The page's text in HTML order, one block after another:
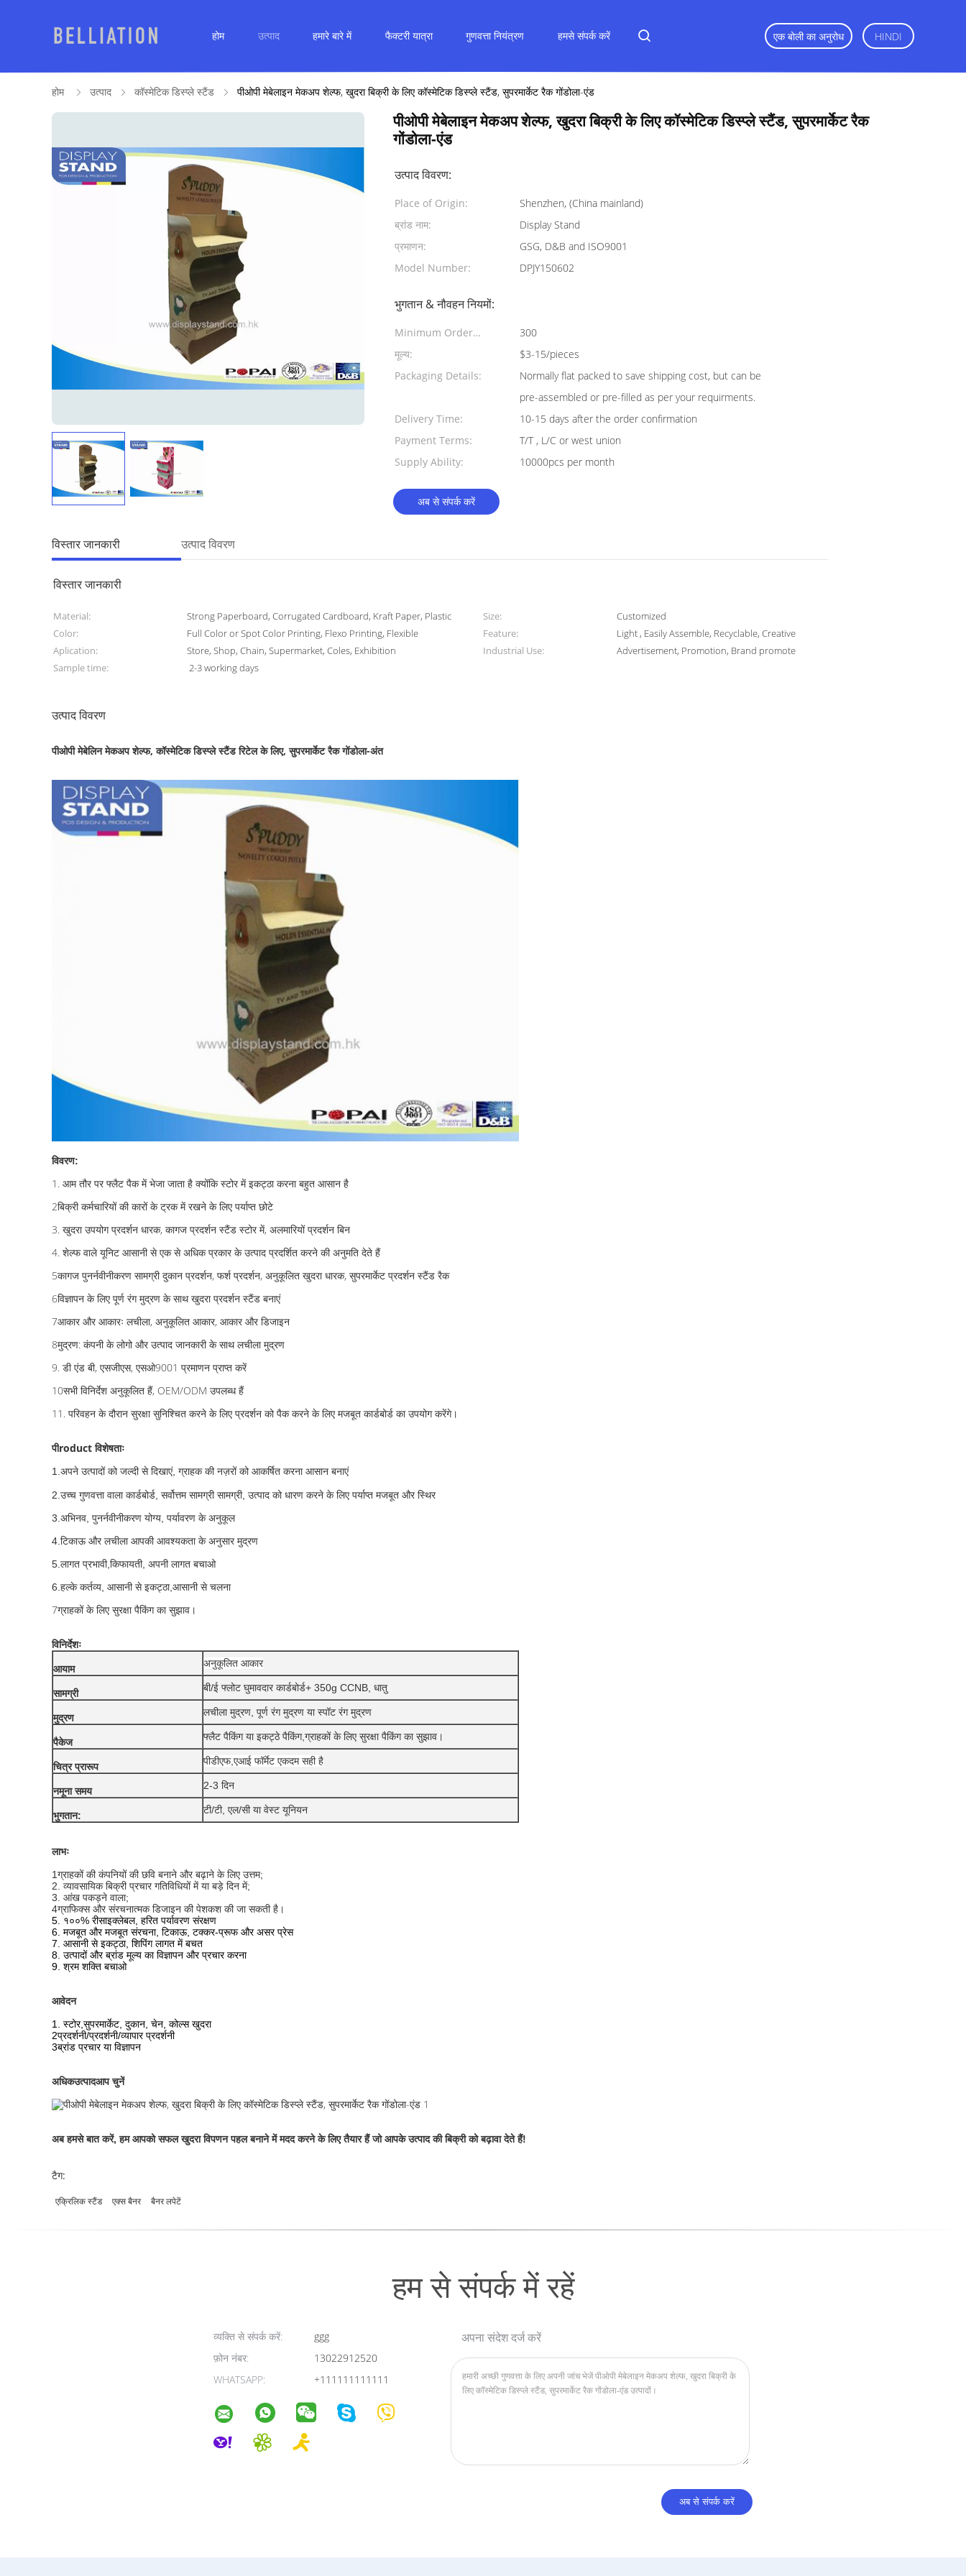
होम उत्पाद हमारे बारे में फैक्टरी यात्रा गुणवत्ता नियंत्रण हमसे संपर्क करें एक बोली का अनुरोध HINDI
होम उत्पाद कॉस्मेटिक डिस्प्ले स्टैंड पीओपी मेबेलाइन मेकअप शेल्फ, खुदरा बिक्री के लिए कॉस्मेटिक डिस्प्ले स्टैंड, सुपरमार्केट रैक गोंडोला-एंड
पीओपी मेबेलाइन मेकअप शेल्फ, खुदरा बिक्री के लिए कॉस्मेटिक डिस्प्ले स्टैंड, सुपरमार्केट रैक
गोंडोला-एंड
उत्पाद विवरण:
Place of Origin:
Shenzhen, (China mainland)
ब्रांड नाम:
Display Stand
प्रमाणन:
GSG, D&B and ISO9001
Model Number:
DPJY150602
भुगतान & नौवहन नियमों:
Minimum Order
Quantity:
300
मूल्य:
$3-15/pieces
Packaging Details:
Normally flat packed to save shipping cost, but can be
pre-assembled or pre-filled as per your requirments.
Delivery Time:
10-15 days after the order confirmation
Payment Terms:
T/T , L/C or west union
Supply Ability:
10000pcs per month
अब से संपर्क करें
विस्तार जानकारी उत्पाद विवरण
विस्तार जानकारी
Material: Strong Paperboard, Corrugated Cardboard, Kraft Paper, Plastic Size:
Customized
Color:
Full Color or Spot Color Printing, Flexo Printing, Flexible Feature:
Light , Easily Assemble, Recyclable, Creative
Aplication:
Store, Shop, Chain, Supermarket, Coles, Exhibition Industrial Use:
Advertisement, Promotion, Brand promote
Sample time:
2-3 working days
उत्पाद विवरण
पीओपी मेबेलिन मेकअप शेल्फ, कॉस्मेटिक डिस्प्ले स्टैंड रिटेल के लिए, सुपरमार्केट रैक गोंडोला-अंत
विवरण:
1. आम तौर पर फ्लैट पैक में भेजा जाता है क्योंकि स्टोर में इकट्ठा करना बहुत आसान है
2बिक्री कर्मचारियों की कारों के ट्रक में रखने के लिए पर्याप्त छोटे
3. खुदरा उपयोग प्रदर्शन धारक, कागज प्रदर्शन स्टैंड स्टोर में, अलमारियों प्रदर्शन बिन
4. शेल्फ वाले यूनिट आसानी से एक से अधिक प्रकार के उत्पाद प्रदर्शित करने की अनुमति देते हैं
5कागज पुनर्नवीनीकरण सामग्री दुकान प्रदर्शन, फर्श प्रदर्शन, अनुकूलित खुदरा धारक, सुपरमार्केट प्रदर्शन स्टैंड रैक
6विज्ञापन के लिए पूर्ण रंग मुद्रण के साथ खुदरा प्रदर्शन स्टैंड बनाएं
7आकार और आकारः लचीला, अनुकूलित आकार, आकार और डिजाइन
8मुद्रण: कंपनी के लोगो और उत्पाद जानकारी के साथ लचीला मुद्रण
9. डी एंड बी, एसजीएस, एसओ9001 प्रमाणन प्राप्त करें
10सभी विनिर्देश अनुकूलित हैं, OEM/ODM उपलब्ध हैं
11. परिवहन के दौरान सुरक्षा सुनिश्चित करने के लिए प्रदर्शन को पैक करने के लिए मजबूत कार्डबोर्ड का उपयोग करेंगे।
पीroduct विशेषताः
1. अपने उत्पादों को जल्दी से दिखाएं, ग्राहक की नज़रों को आकर्षित करना आसान बनाएं
2. उच्च गुणवत्ता वाला कार्डबोर्ड, सर्वोत्तम सामग्री सामग्री, उत्पाद को धारण करने के लिए पर्याप्त मजबूत और स्थिर
3. अभिनव, पुनर्नवीनीकरण योग्य, पर्यावरण के अनुकूल
4. टिकाऊ और लचीला आपकी आवश्यकता के अनुसार मुद्रण
5. लागत प्रभावी,किफायती, अपनी लागत बचाओ
6. हल्के कर्तव्य, आसानी से इकट्ठा,आसानी से चलना
7ग्राहकों के लिए सुरक्षा पैकिंग का सुझाव।
विनिर्देशः
आयाम अनुकूलित आकार
सामग्री बी/ई फ्लोट घुमावदार कार्डबोर्ड+ 350g CCNB, धातु
मुद्रण लचीला मुद्रण, पूर्ण रंग मुद्रण या स्पॉट रंग मुद्रण
पैकेज फ्लैट पैकिंग या इकट्ठे पैकिंग,ग्राहकों के लिए सुरक्षा पैकिंग का सुझाव।
चित्र प्रारूप पीडीएफ,एआई फॉर्मेट एकदम सही है
नमूना समय 2-3 दिन
भुगतान: टी/टी, एल/सी या वेस्ट यूनियन
लाभः
1ग्राहकों की कंपनियों की छवि बनाने और बढ़ाने के लिए उत्तम;
2. व्यावसायिक बिक्री प्रचार गतिविधियों में या बड़े दिन में;
3. आंख पकड़ने वाला;
4ग्राफिक्स और संरचनात्मक डिजाइन की पेशकश की जा सकती है।
5. १००% रीसाइक्लेबल, हरित पर्यावरण संरक्षण
6. मजबूत और मजबूत संरचना, टिकाऊ, टक्कर-प्रूफ और असर प्रेस
7. आसानी से इकट्ठा, शिपिंग लागत में बचत
8. उत्पादों और ब्रांड मूल्य का विज्ञापन और प्रचार करना
9. श्रम शक्ति बचाओ
आवेदन
1. स्टोर,सुपरमार्केट, दुकान, चेन, कोल्स खुदरा
2प्रदर्शनी/प्रदर्शनी/व्यापार प्रदर्शनी
3ब्रांड प्रचार या विज्ञापन
अधिकउत्पादआप चुनें
अब हमसे बात करें, हम आपको सफल खुदरा विपणन पहल बनाने में मदद करने के लिए तैयार हैं जो आपके उत्पाद की बिक्री को बढ़ावा देते हैं!
टैग:
एक्रिलिक स्टैंड एक्स बैनर बैनर लपेटें
हम से संपर्क में रहें
व्यक्ति से संपर्क करें:
ggg
फ़ोन नंबर:
13022912520
WHATSAPP:
+111111111111
अपना संदेश दर्ज करें